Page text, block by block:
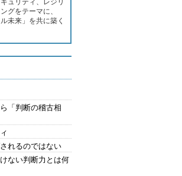
ュリティ、レジリ
グをテーマに、
未来」を共に築く
「判断の稽古相
れるのではない
ない判断力とは何